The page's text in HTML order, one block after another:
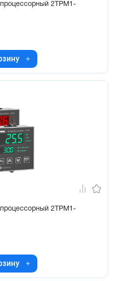
2ТРМ1-
2ТРМ1-